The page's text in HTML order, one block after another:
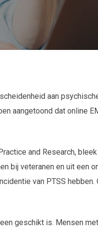
Tools 13 juni, 2023
aan
aangetoond dat online
and Research,
bij veteranen en uit een
van PTSS
geschikt is. Mensen